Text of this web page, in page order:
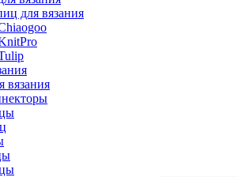
для вязания
вязания